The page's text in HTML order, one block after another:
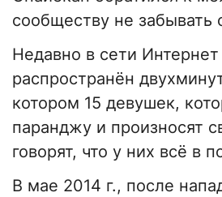
сообществу не забывать
Недавно в сети
распространён
котором 15 девушек,
паранджу и произносят
говорят, что у них всё в
В мае 2014 г., после